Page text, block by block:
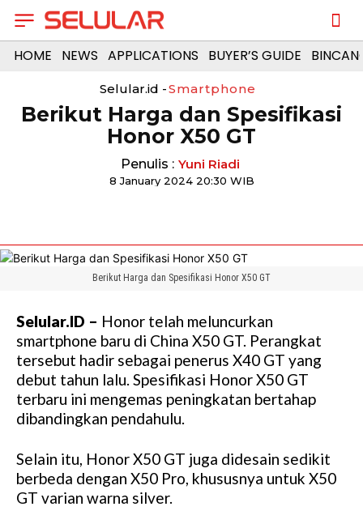
HOME NEWS APPLICATIONS BUYER’S GUIDE
Selular.id -Smartphone
Berikut Harga dan Spesifikasi
Honor X50 GT
Penulis : Yuni Riadi
8 January 2024 20:30 WIB
Berikut Harga dan Spesifikasi Honor X50 GT
Selular.ID – Honor telah meluncurkan
smartphone baru di China X50 GT. Perangkat
tersebut hadir sebagai penerus X40 GT yang
debut tahun lalu. Spesifikasi Honor X50 GT
terbaru ini mengemas peningkatan bertahap
dibandingkan pendahulu.
Selain itu, Honor X50 GT juga didesain sedikit
berbeda dengan X50 Pro, khususnya untuk X50
GT varian warna silver.